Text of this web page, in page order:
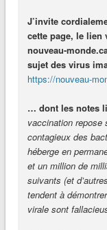
J’invite
cette page, le lien
nouveau-
sujet des virus
https://nouveau-
… dont les notes
vaccination repose
contagieux des
héberge en
et un million de
suivants (et
tendent à
virale sont